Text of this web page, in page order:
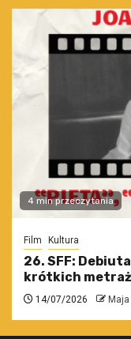
4 min przeczytania
Film Kultura
26. SFF:
krótkich
14/07/2026